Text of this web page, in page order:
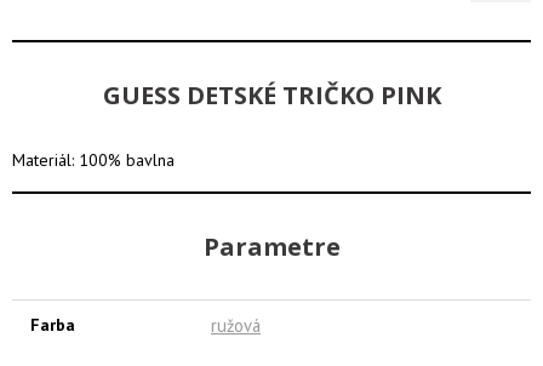
GUESS DETSKÉ TRIČKO PINK
Materiál: 100% bavlna
Parametre
Farba ružová